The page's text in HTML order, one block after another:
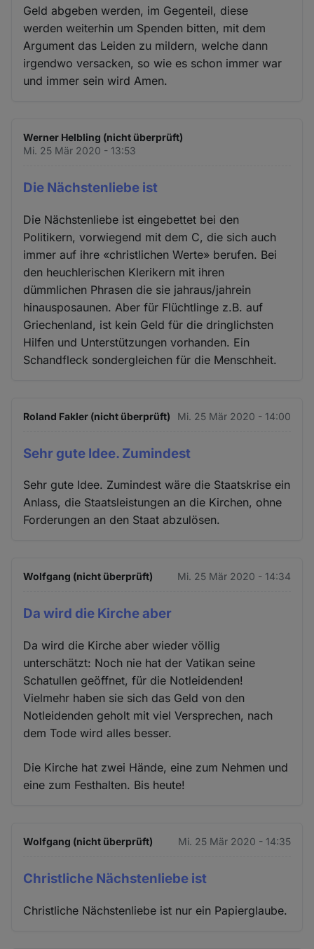
Geld abgeben werden, im Gegenteil, diese
werden weiterhin um Spenden bitten, mit dem
Argument das Leiden zu mildern, welche dann
irgendwo versacken, so wie es schon immer war
und immer sein wird Amen.
Werner Helbling (nicht überprüft)
Mi. 25 Mär 2020 - 13:53
Die Nächstenliebe ist
Die Nächstenliebe ist eingebettet bei den
Politikern, vorwiegend mit dem C, die sich auch
immer auf ihre «christlichen Werte» berufen. Bei
den heuchlerischen Klerikern mit ihren
dümmlichen Phrasen die sie jahraus/jahrein
hinausposaunen. Aber für Flüchtlinge z.B. auf
Griechenland, ist kein Geld für die dringlichsten
Hilfen und Unterstützungen vorhanden. Ein
Schandfleck sondergleichen für die Menschheit.
Roland Fakler (nicht überprüft) Mi. 25 Mär 2020 - 14:00
Sehr gute Idee. Zumindest
Sehr gute Idee. Zumindest wäre die Staatskrise ein
Anlass, die Staatsleistungen an die Kirchen, ohne
Forderungen an den Staat abzulösen.
Wolfgang (nicht überprüft) Mi. 25 Mär 2020 - 14:34
Da wird die Kirche aber
Da wird die Kirche aber wieder völlig
unterschätzt: Noch nie hat der Vatikan seine
Schatullen geöffnet, für die Notleidenden!
Vielmehr haben sie sich das Geld von den
Notleidenden geholt mit viel Versprechen, nach
dem Tode wird alles besser.
Die Kirche hat zwei Hände, eine zum Nehmen und
eine zum Festhalten. Bis heute!
Wolfgang (nicht überprüft) Mi. 25 Mär 2020 - 14:35
Christliche Nächstenliebe ist
Christliche Nächstenliebe ist nur ein Papierglaube.